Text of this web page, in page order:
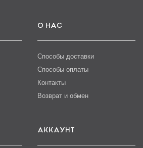
О НАС
Способы доставки
Способы оплаты
Контакты
Возврат и обмен
АККАУНТ